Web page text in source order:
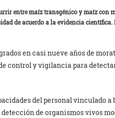
entre maíz transgénico y maíz con
de acuerdo a la evidencia científica.
en casi nueve años de
control y vigilancia para
del personal vinculado
de organismos vivos